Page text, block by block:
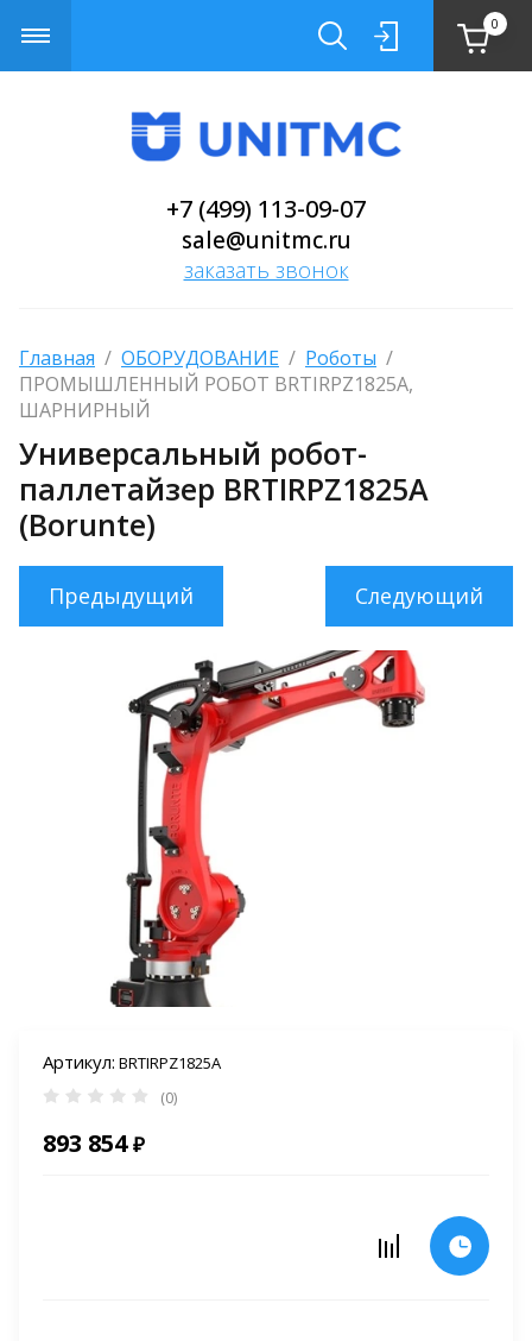
0
+7 (499) 113-09-07
sale@unitmc.ru
заказать звонок
Главная
  /
ОБОРУДОВАНИЕ
  /
Роботы
  /
ПРОМЫШЛЕННЫЙ РОБОТ BRTIRPZ1825A,
ШАРНИРНЫЙ
Универсальный робот-
паллетайзер BRTIRPZ1825A
(Borunte)
Предыдущий Следующий
Артикул: BRTIRPZ1825A
(0)
893 854 ₽